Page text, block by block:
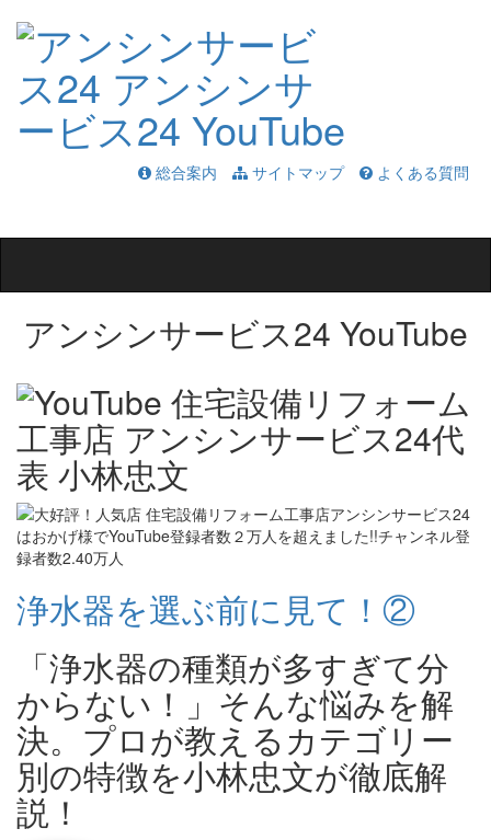
総合案内 サイトマップ
よくある質問
アンシンサービス24 YouTube
浄水器を選ぶ前に見て！②
「浄水器の種類が多すぎて分
からない！」そんな悩みを解
決。プロが教えるカテゴリー
別の特徴を小林忠文が徹底解
説！